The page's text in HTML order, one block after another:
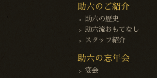
助六のご紹介
助六の歴史
助六流おもてなし
スタッフ紹介
助六の忘年会
宴会